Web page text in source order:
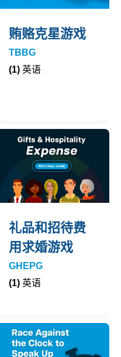
贿赂克星游戏
TBBG
(1) 英语
礼品和招待费
用求婚游戏
GHEPG
(1) 英语